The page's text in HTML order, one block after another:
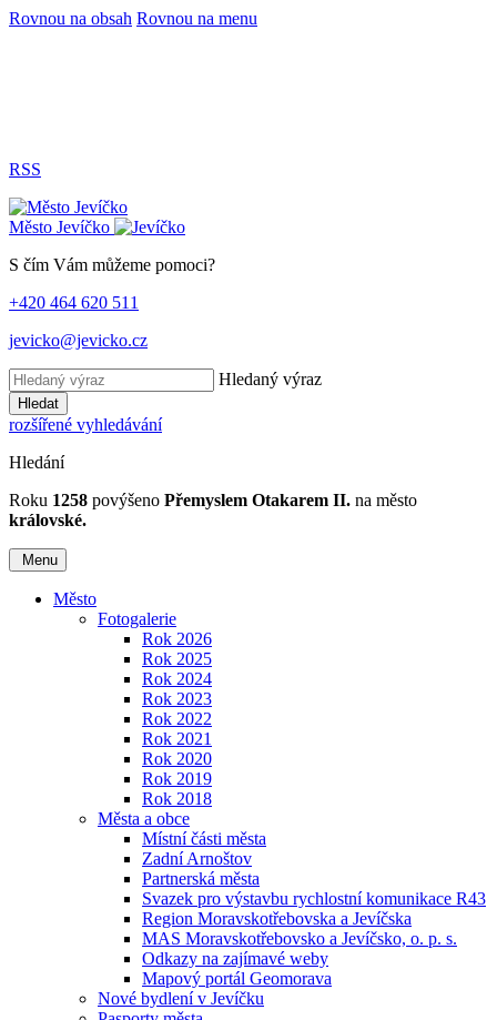
Rovnou na obsah Rovnou na menu
RSS
Město Jevíčko
S čím Vám můžeme pomoci?
+420 464 620 511
jevicko@jevicko.cz
Hledaný výraz
Hledat
rozšířené vyhledávání
Hledání
Roku 1258 povýšeno Přemyslem Otakarem II. na město
královské.
Menu
Město
Fotogalerie
Rok 2026
Rok 2025
Rok 2024
Rok 2023
Rok 2022
Rok 2021
Rok 2020
Rok 2019
Rok 2018
Města a obce
Místní části města
Zadní Arnoštov
Partnerská města
Svazek pro výstavbu rychlostní komunikace R43
Region Moravskotřebovska a Jevíčska
MAS Moravskotřebovsko a Jevíčsko, o. p. s.
Odkazy na zajímavé weby
Mapový portál Geomorava
Nové bydlení v Jevíčku